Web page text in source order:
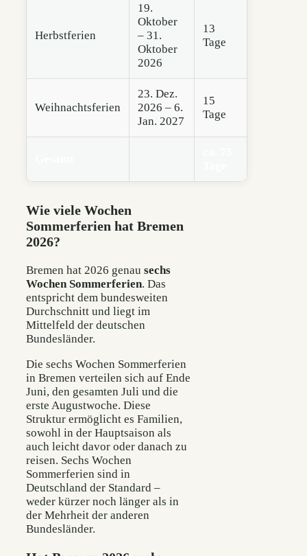
Herbstferien
19.
Oktober
– 31.
Oktober
2026
13
Tage
Weihnachtsferien
23. Dez.
2026 – 6.
Jan. 2027
15
Tage
Wie viele Wochen
Sommerferien hat Bremen
2026?
Bremen hat 2026 genau sechs
Wochen Sommerferien. Das
entspricht dem bundesweiten
Durchschnitt und liegt im
Mittelfeld der deutschen
Bundesländer.
Die sechs Wochen Sommerferien
in Bremen verteilen sich auf Ende
Juni, den gesamten Juli und die
erste Augustwoche. Diese
Struktur ermöglicht es Familien,
sowohl in der Hauptsaison als
auch leicht davor oder danach zu
reisen. Sechs Wochen
Sommerferien sind in
Deutschland der Standard –
weder kürzer noch länger als in
der Mehrheit der anderen
Bundesländer.